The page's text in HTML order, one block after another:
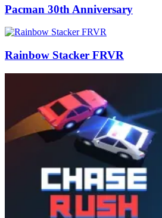
Pacman 30th Anniversary
Rainbow Stacker FRVR